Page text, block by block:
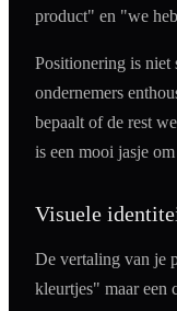
product" en "we
Positionering is niet
ondernemers
bepaalt of de rest
is een mooi jasje
Visuele
De vertaling van je
kleurtjes" maar een